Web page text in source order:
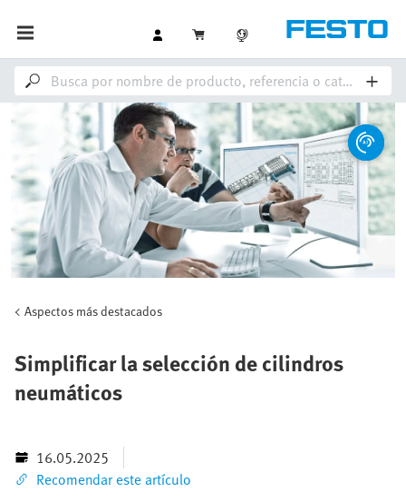
Aspectos más destacados
Simplificar la selección de cilindros
neumáticos
16.05.2025
Recomendar este artículo